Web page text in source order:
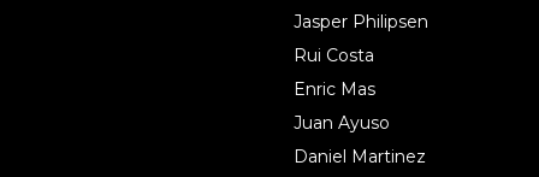
Jasper Philipsen
Rui Costa
Enric Mas
Juan Ayuso
Daniel Martinez